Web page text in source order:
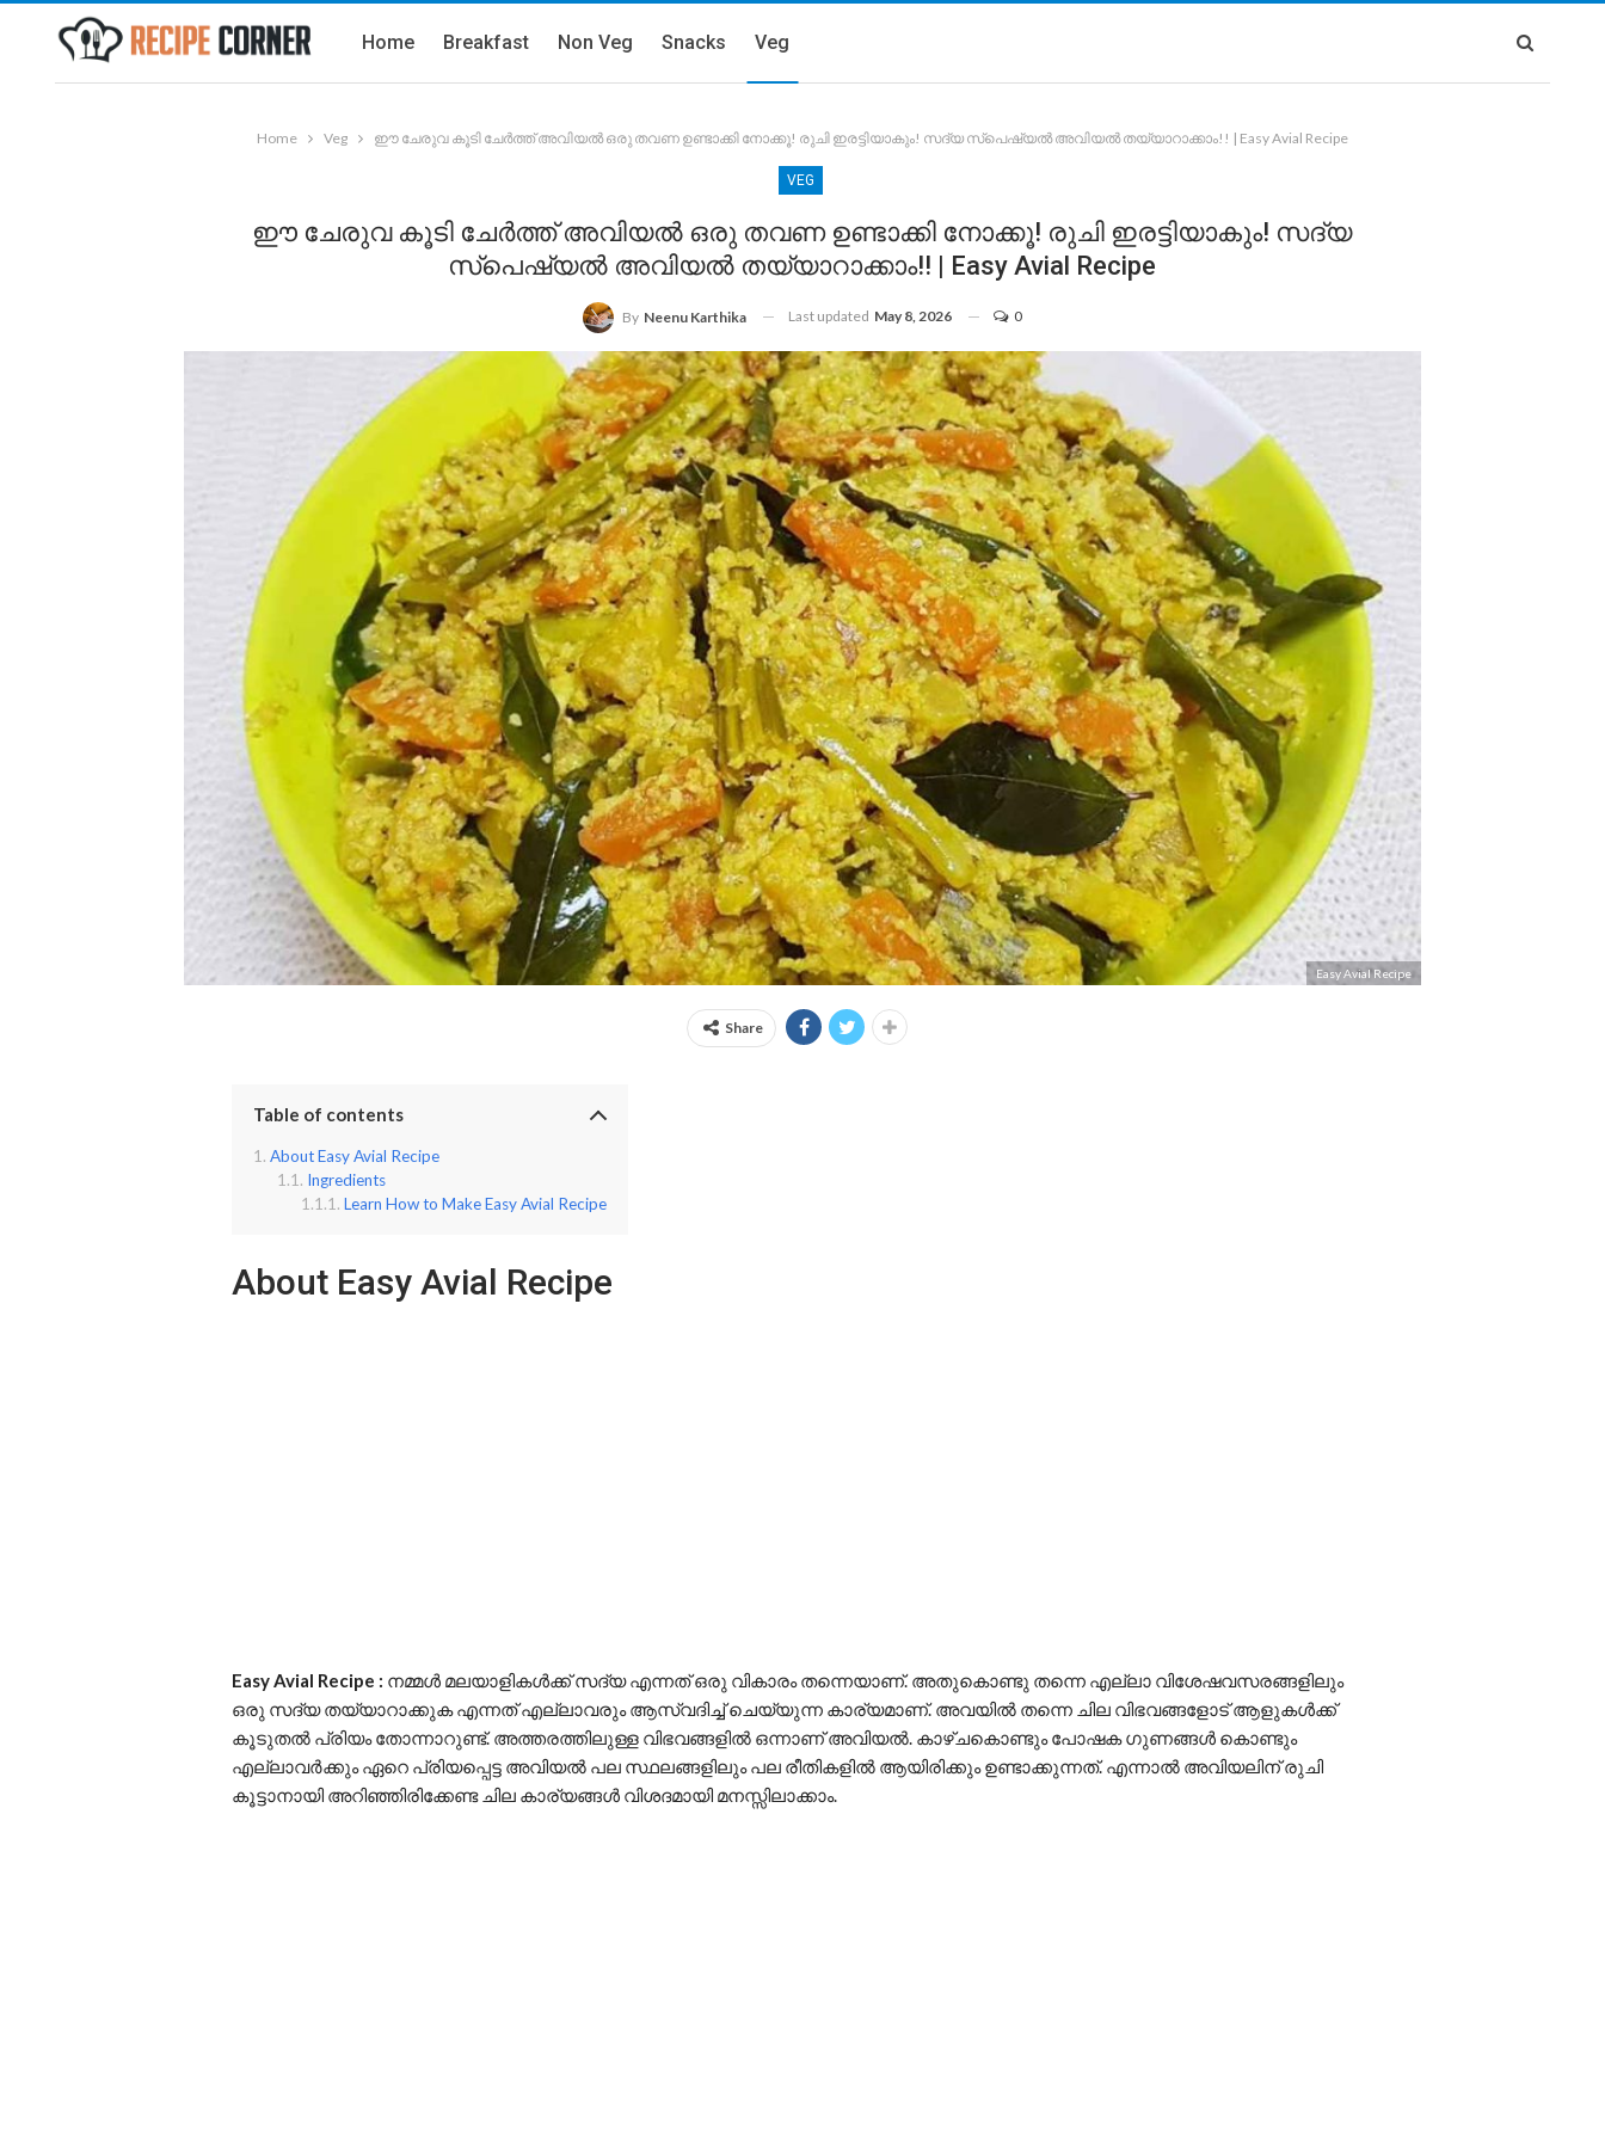
Home Breakfast Non Veg Snacks Veg
Home Veg ഈ ചേരുവ കൂടി ചേർത്ത് അവിയൽ ഒരു തവണ ഉണ്ടാക്കി നോക്കൂ! രുചി ഇരട്ടിയാകും! സദ്യ സ്പെഷ്യൽ അവിയൽ തയ്യാറാക്കാം!! | Easy Avial Recipe
VEG
ഈ ചേരുവ കൂടി ചേർത്ത് അവിയൽ ഒരു തവണ ഉണ്ടാക്കി നോക്കൂ! രുചി ഇരട്ടിയാകും! സദ്യ
സ്പെഷ്യൽ അവിയൽ തയ്യാറാക്കാം!! | Easy Avial Recipe
By Neenu Karthika Last updated May 8, 2026 0
Easy Avial Recipe
Share
Table of contents
About Easy Avial Recipe
Ingredients
Learn How to Make Easy Avial Recipe
About Easy Avial Recipe
Easy Avial Recipe : നമ്മൾ മലയാളികൾക്ക് സദ്യ എന്നത് ഒരു വികാരം തന്നെയാണ്. അതുകൊണ്ടു തന്നെ എല്ലാ വിശേഷവസരങ്ങളിലും
ഒരു സദ്യ തയ്യാറാക്കുക എന്നത് എല്ലാവരും ആസ്വദിച്ച് ചെയ്യുന്ന കാര്യമാണ്. അവയിൽ തന്നെ ചില വിഭവങ്ങളോട് ആളുകൾക്ക്
കൂടുതൽ പ്രിയം തോന്നാറുണ്ട്. അത്തരത്തിലുള്ള വിഭവങ്ങളിൽ ഒന്നാണ് അവിയൽ. കാഴ്ചകൊണ്ടും പോഷക ഗുണങ്ങൾ കൊണ്ടും
എല്ലാവർക്കും ഏറെ പ്രിയപ്പെട്ട അവിയൽ പല സ്ഥലങ്ങളിലും പല രീതികളിൽ ആയിരിക്കും ഉണ്ടാക്കുന്നത്. എന്നാൽ അവിയലിന് രുചി
കൂട്ടാനായി അറിഞ്ഞിരിക്കേണ്ട ചില കാര്യങ്ങൾ വിശദമായി മനസ്സിലാക്കാം.